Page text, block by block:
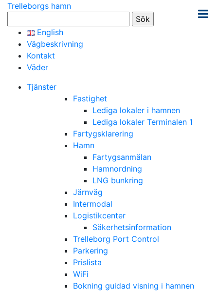
Trelleborgs hamn
efter:
English
Vägbeskrivning
Kontakt
Väder
Tjänster
Fastighet
Lediga lokaler i hamnen
Lediga lokaler Terminalen 1
Fartygsklarering
Hamn
Fartygsanmälan
Hamnordning
LNG bunkring
Järnväg
Intermodal
Logistikcenter
Säkerhetsinformation
Trelleborg Port Control
Parkering
Prislista
WiFi
Bokning guidad visning i hamnen